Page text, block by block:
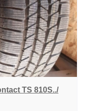
TS 810S../